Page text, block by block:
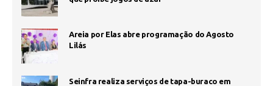
Areia por Elas abre programação do Agosto
Lilás
Seinfra realiza serviços de tapa-buraco em